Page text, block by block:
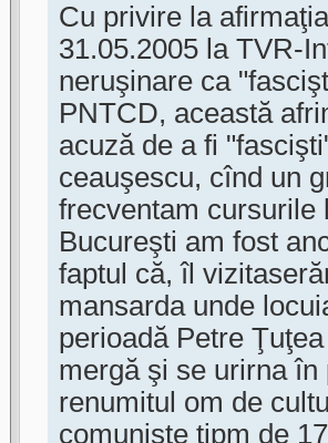
Cu privire la
31.05.2005 la TVR-
neruşinare ca
PNTCD, această
acuză de a fi
ceauşescu, cînd un
frecventam cursurile
Bucureşti am fost
faptul că, îl
mansarda unde
perioadă Petre
mergă şi se urirna în
renumitul om de
comuniste tipm de